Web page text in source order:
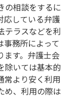
の相談をするに
応している弁護
テラスなどを利
事務所によって
ます。弁護士会
除いては基本的
常より安く利用
め、利用の際は